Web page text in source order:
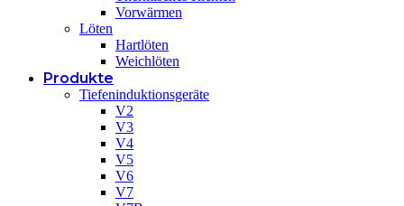
Vorwärmen
Löten
Hartlöten
Weichlöten
Produkte
Tiefeninduktionsgeräte
V2
V3
V4
V5
V6
V7